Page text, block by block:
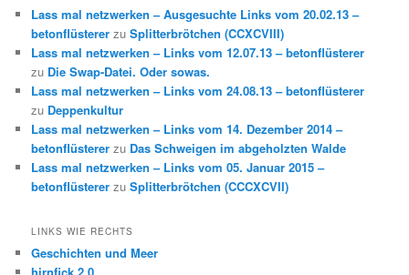
Lass mal netzwerken – Ausgesuchte Links vom 20.02.13 –
betonflüsterer zuSplitterbrötchen (CCXCVIII)
Lass mal netzwerken – Links vom 12.07.13 – betonflüsterer
zu Die Swap-Datei. Oder sowas.
Lass mal netzwerken – Links vom 24.08.13 – betonflüsterer
zu Deppenkultur
Lass mal netzwerken – Links vom 14. Dezember 2014 –
betonflüsterer zu Das Schweigen im abgeholzten Walde
Lass mal netzwerken – Links vom 05. Januar 2015 –
betonflüsterer zuSplitterbrötchen (CCCXCVII)
LINKS WIE RECHTS
Geschichten und Meer